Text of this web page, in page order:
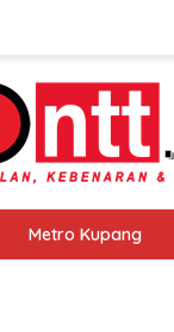
Metro Kupang